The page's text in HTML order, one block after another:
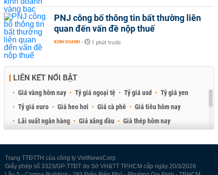
PNJ công bố thông tin bất thường liên
quan đến vấn đề nộp thuế
KINH DOANH - 1 phút trước
LIÊN KẾT NỔI BẬT
Giá vàng hôm nay Tỷ giá ngoại tệ Tỷ giá usd
Tỷ giá yen
Tỷ giá euro
Giá heo hơi Giá cà phê
Giá tiêu hôm nay
Lãi suất ngân hàng
Giá xăng dầu
Giá thép hôm nay
Trang TTĐTTH của công ty VietNewsCorp
Giấy phép số 3323/GP-TTĐT do Sở VH&TT TP.HCM cấp ngày 20/3/2026